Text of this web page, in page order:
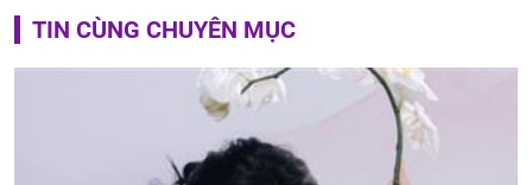
TIN CÙNG CHUYÊN MỤC